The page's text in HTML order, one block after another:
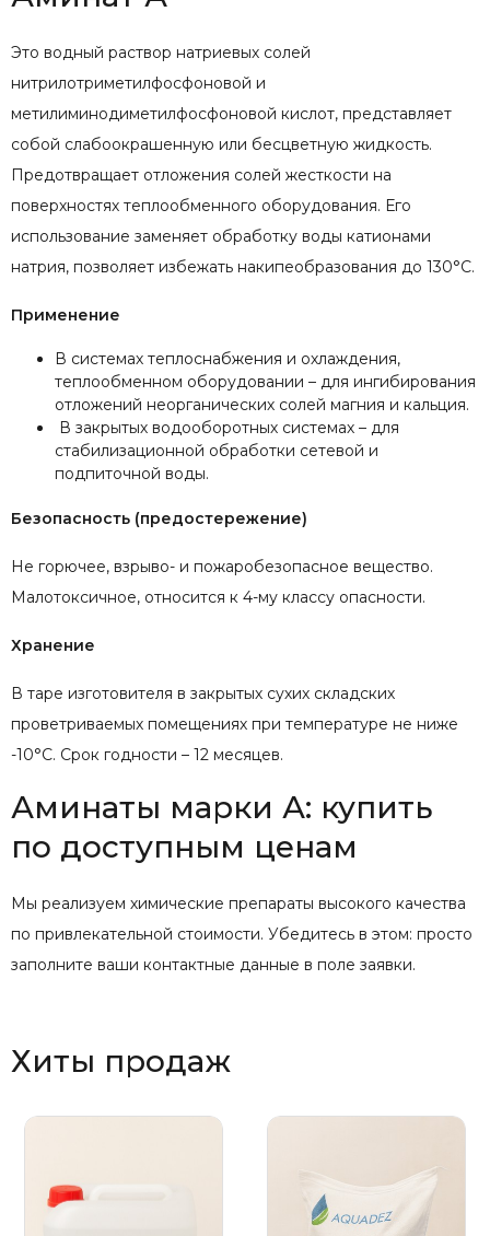
Это водный раствор натриевых солей
нитрилотриметилфосфоновой и
метилиминодиметилфосфоновой кислот, представляет
собой слабоокрашенную или бесцветную жидкость.
Предотвращает отложения солей жесткости на
поверхностях теплообменного оборудования. Его
использование заменяет обработку воды катионами
натрия, позволяет избежать накипеобразования до 130°С.
Применение
В системах теплоснабжения и охлаждения,
теплообменном оборудовании – для ингибирования
отложений неорганических солей магния и кальция.
В закрытых водооборотных системах – для
стабилизационной обработки сетевой и
подпиточной воды.
Безопасность (предостережение)
Не горючее, взрыво- и пожаробезопасное вещество.
Малотоксичное, относится к 4-му классу опасности.
Хранение
В таре изготовителя в закрытых сухих складских
проветриваемых помещениях при температуре не ниже
-10°С. Срок годности – 12 месяцев.
Аминаты марки А: купить
по доступным ценам
Мы реализуем химические препараты высокого качества
по привлекательной стоимости. Убедитесь в этом: просто
заполните ваши контактные данные в поле заявки.
Хиты продаж